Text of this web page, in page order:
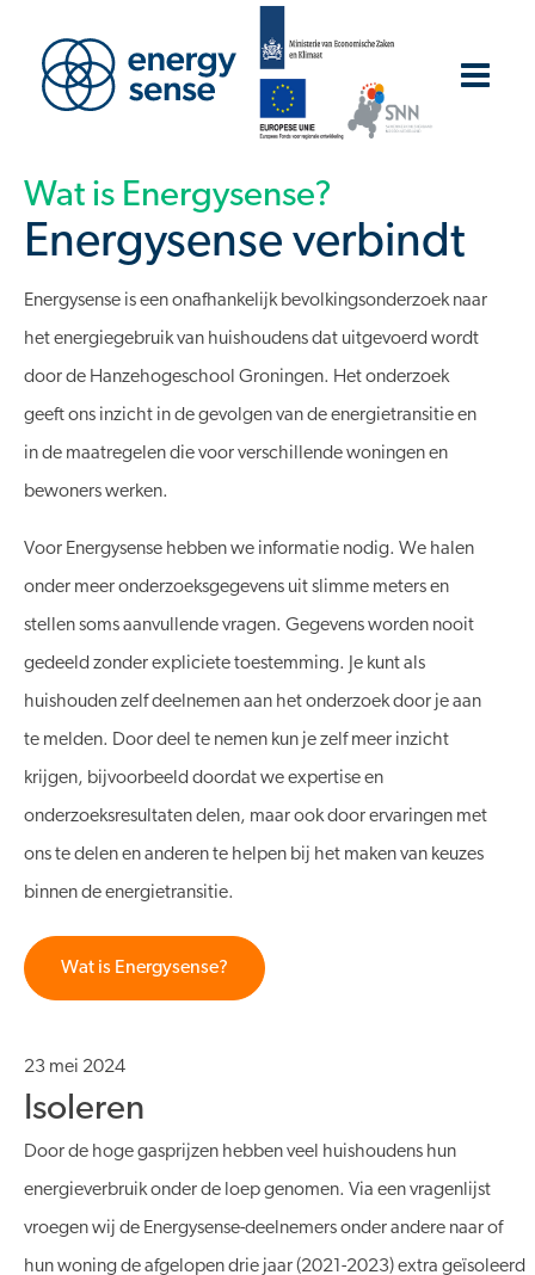
Wat is Energysense?
Energysense verbindt
Energysense is een onafhankelijk bevolkingsonderzoek naar
het energiegebruik van huishoudens dat uitgevoerd wordt
door de Hanzehogeschool Groningen. Het onderzoek
geeft ons inzicht in de gevolgen van de energietransitie en
in de maatregelen die voor verschillende woningen en
bewoners werken.
Voor Energysense hebben we informatie nodig. We halen
onder meer onderzoeksgegevens uit slimme meters en
stellen soms aanvullende vragen. Gegevens worden nooit
gedeeld zonder expliciete toestemming. Je kunt als
huishouden zelf deelnemen aan het onderzoek door je aan
te melden. Door deel te nemen kun je zelf meer inzicht
krijgen, bijvoorbeeld doordat we expertise en
onderzoeksresultaten delen, maar ook door ervaringen met
ons te delen en anderen te helpen bij het maken van keuzes
binnen de energietransitie.
Wat is Energysense?
23 mei 2024
Isoleren
Door de hoge gasprijzen hebben veel huishoudens hun
energieverbruik onder de loep genomen. Via een vragenlijst
vroegen wij de Energysense-deelnemers onder andere naar of
hun woning de afgelopen drie jaar (2021-2023) extra geïsoleerd